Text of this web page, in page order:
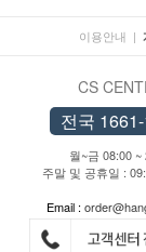
이용안내 |
CS
전국
월~금 08:00 ~
주말 및 공휴일 :
Email :